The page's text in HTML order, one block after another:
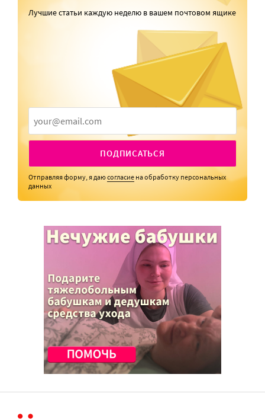
Лучшие статьи каждую неделю в вашем почтовом ящике
ПОДПИСАТЬСЯ
Отправляя форму, я даюсогласие на обработку персональных
данных